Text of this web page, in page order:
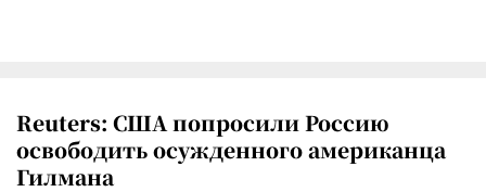
Reuters: США попросили Россию
освободить осужденного американца
Гилмана